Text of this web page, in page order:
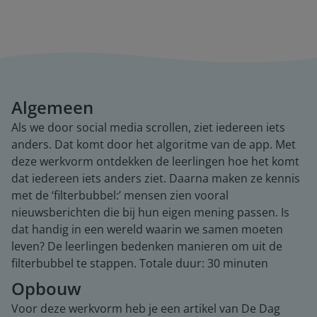
Algemeen
Als we door social media scrollen, ziet iedereen iets
anders. Dat komt door het algoritme van de app. Met
deze werkvorm ontdekken de leerlingen hoe het komt
dat iedereen iets anders ziet. Daarna maken ze kennis
met de ‘filterbubbel:’ mensen zien vooral
nieuwsberichten die bij hun eigen mening passen. Is
dat handig in een wereld waarin we samen moeten
leven? De leerlingen bedenken manieren om uit de
filterbubbel te stappen. Totale duur: 30 minuten
Opbouw
Voor deze werkvorm heb je een artikel van De Dag